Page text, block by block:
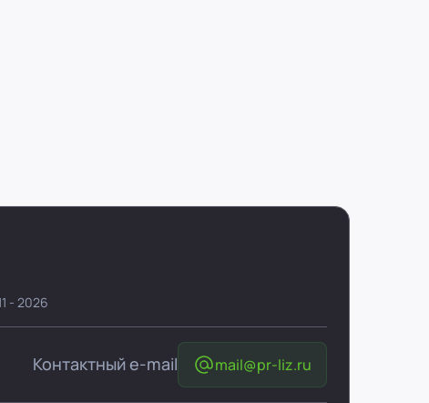
- 2026
Контактный e-mail mail@pr-liz.ru